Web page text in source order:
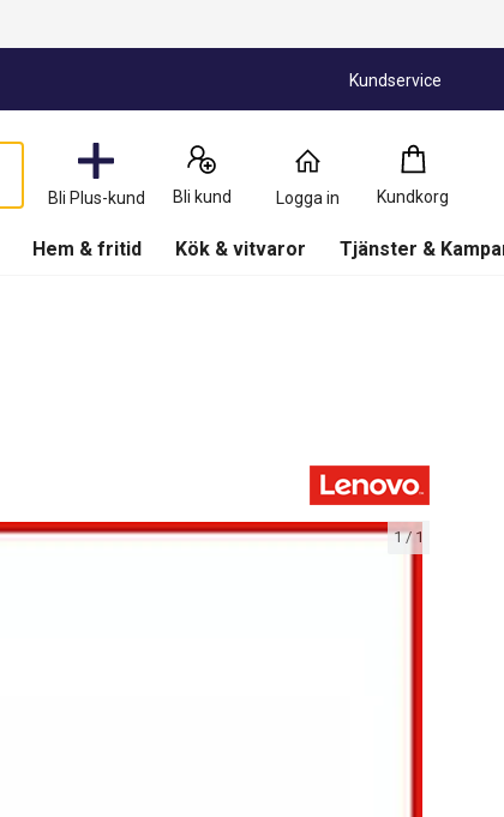
Kundservice
Bli Plus-kund Bli kund Logga in Kundkorg
Kundkorg
0
Produkter
Hem & fritid Kök & vitvaror Tjänster &
1/ 1